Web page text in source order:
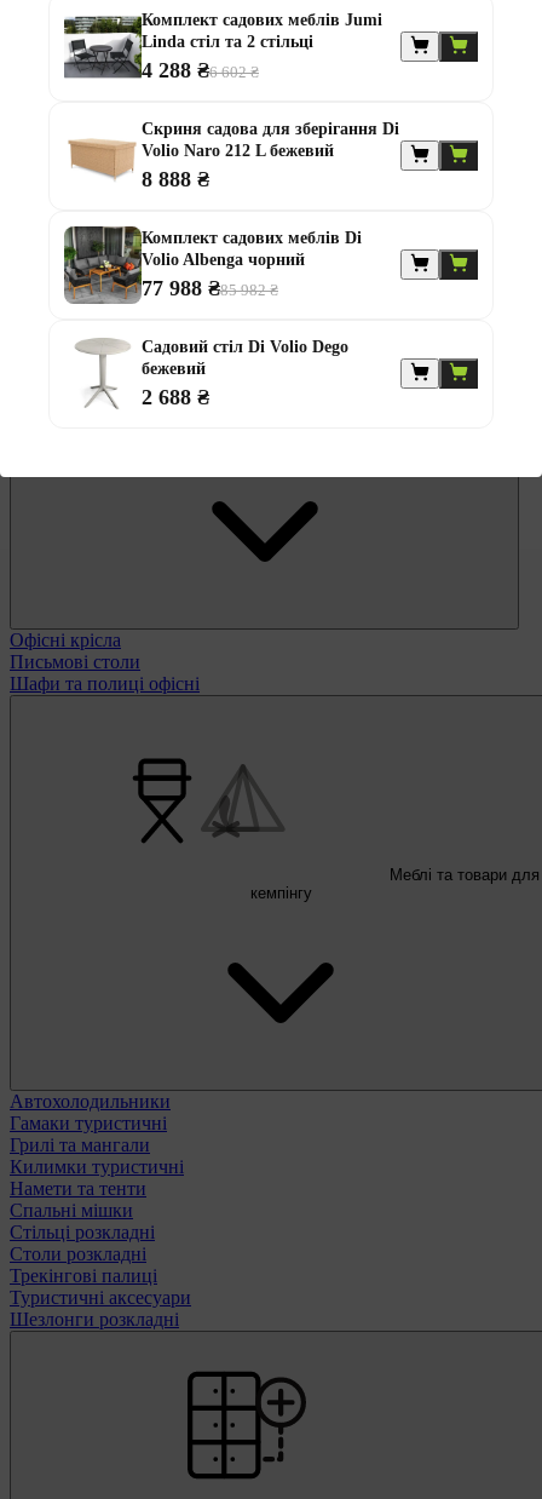
Комплекти садових меблів
Лавки садові
Надувні батути та водні гірки
Садові та балконні меблі
Стільці садові
Столи садові
Альтанки
Офісні крісла
Письмові столи
Шафи та полиці офісні
Меблі та товари для
кемпінгу
Автохолодильники
Гамаки туристичні
Грилі та мангали
Килимки туристичні
Намети та тенти
Спальні мішки
Стільці розкладні
Столи розкладні
Трекінгові палиці
Туристичні аксесуари
Шезлонги розкладні
Комплект садових меблів Jumi
Linda стіл та 2 стільці
4 288 ₴6 602 ₴
Скриня садова для зберігання Di
Volio Naro 212 L бежевий
8 888 ₴
Комплект садових меблів Di
Volio Albenga чорний
77 988 ₴85 982 ₴
Садовий стіл Di Volio Dego
бежевий
2 688 ₴